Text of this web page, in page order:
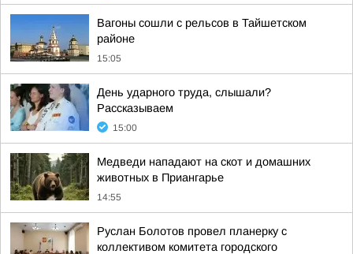
Вагоны сошли с рельсов в Тайшетском
районе
15:05
День ударного труда, слышали?
Рассказываем
15:00
Медведи нападают на скот и домашних
животных в Приангарье
14:55
Руслан Болотов провел планерку с
коллективом комитета городского